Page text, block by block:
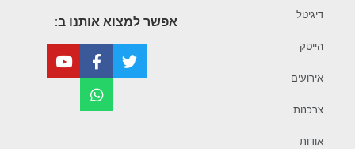
דיגיטל
הייטק
אירועים
צרכנות
אודות
אפשר למצוא אותנו ב: